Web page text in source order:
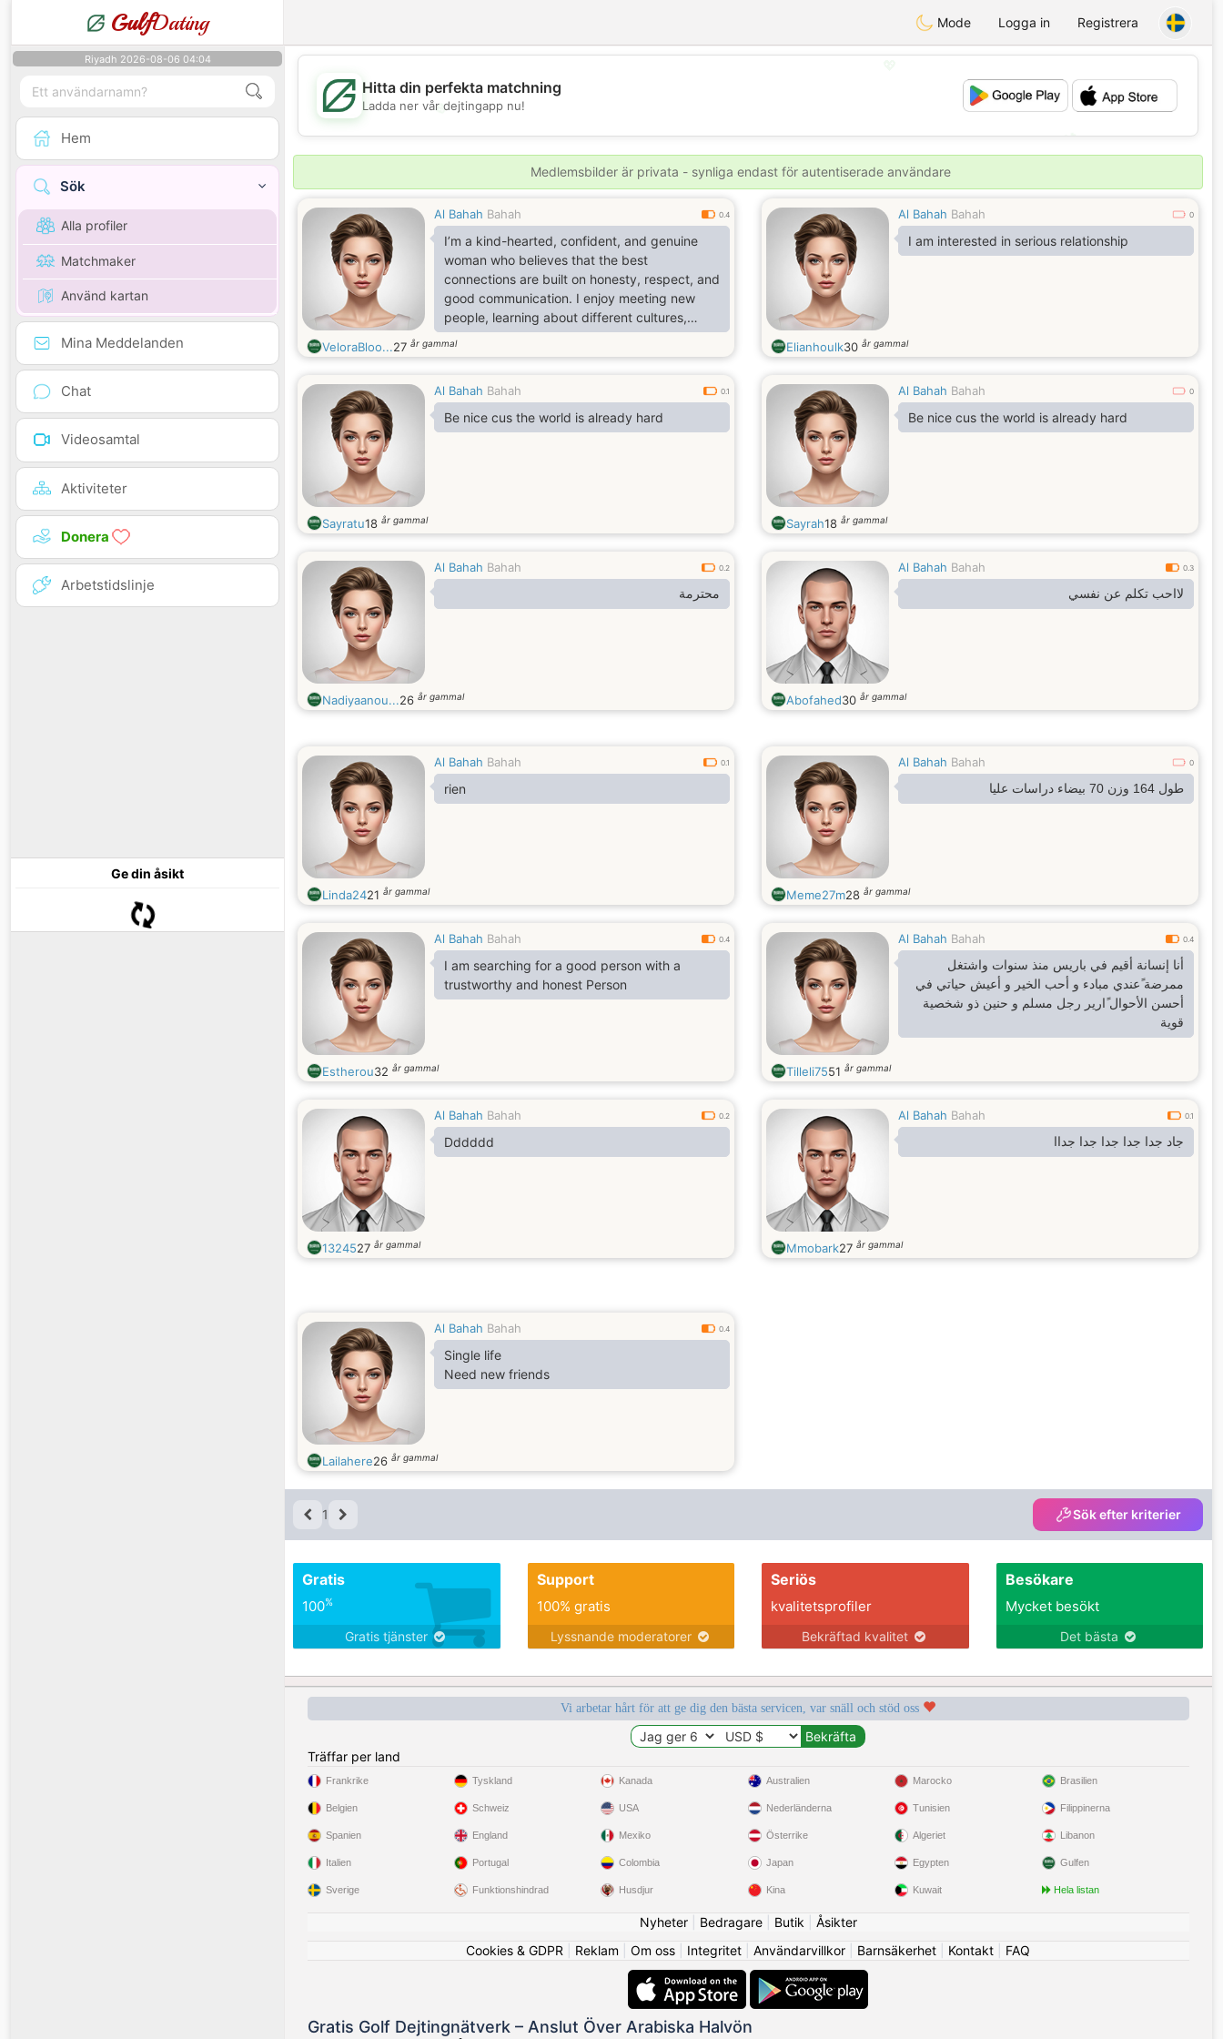
GulfDating Mode Logga in Registrera
Riyadh 2026-08-06 04:04
Hem
Sök
Alla profiler
Matchmaker
Använd kartan
Mina Meddelanden
Chat
Videosamtal
Aktiviteter
Donera
Arbetstidslinje
Ge din åsikt
💖
💕
Hitta din perfekta matchning
Ladda ner vår dejtingapp nu!
Medlemsbilder är privata - synliga endast för autentiserade användare
Al Bahah Bahah 0.4
I’m a kind-hearted, confident, and genuine
woman who believes that the best
connections are built on honesty, respect, and
good communication. I enjoy meeting new
people, learning about different cultures,
sharing laughter, and having meaningful
conversations.
VeloraBloo...27 år gammal
Al Bahah Bahah 0
I am interested in serious relationship
Elianhoulk30 år gammal
Al Bahah Bahah 0.1
Be nice cus the world is already hard
Sayratu18 år gammal
Al Bahah Bahah 0
Be nice cus the world is already hard
Sayrah18 år gammal
Al Bahah Bahah 0.2
محترمة
Nadiyaanou...26 år gammal
Al Bahah Bahah 0.3
لااحب تكلم عن نفسي
Abofahed30 år gammal
Al Bahah Bahah 0.1
rien
Linda2421 år gammal
Al Bahah Bahah 0
طول 164 وزن 70 بيضاء دراسات عليا
Meme27m28 år gammal
Al Bahah Bahah 0.4
I am searching for a good person with a
trustworthy and honest Person
Estherou32 år gammal
Al Bahah Bahah 0.4
أنا إنسانة أقيم في باريس منذ سنوات واشتغل
ممرضة ًعندي مبادء و أحب الخير و أعيش حياتي في
أحسن الأحوال ًارير رجل مسلم و حنين ذو شخصية
قوية
Tilleli7551 år gammal
Al Bahah Bahah 0.2
Dddddd
1324527 år gammal
Al Bahah Bahah 0.1
جاد جدا جدا جدا جدا جداا
Mmobark27 år gammal
Al Bahah Bahah 0.4
Single life
Need new friends
Lailahere26 år gammal
1 Sök efter kriterier
Gratis
100%
Gratis tjänster
Support
100% gratis
Lyssnande moderatorer
Seriös
kvalitetsprofiler
Bekräftad kvalitet
Besökare
Mycket besökt
Det bästa
Vi arbetar hårt för att ge dig den bästa servicen, var snäll och stöd oss
Träffar per land
Frankrike
Belgien
Spanien
Italien
Sverige
Tyskland
Schweiz
England
Portugal
Funktionshindrad
Kanada
USA
Mexiko
Colombia
Husdjur
Australien
Nederländerna
Österrike
Japan
Kina
Marocko
Tunisien
Algeriet
Egypten
Kuwait
Brasilien
Filippinerna
Libanon
Gulfen
Hela listan
Nyheter| Bedragare| Butik
Åsikter
Cookies & GDPR
Reklam Om oss Integritet Användarvillkor Barnsäkerhet Kontakt FAQ
Gratis Golf Dejtingnätverk – Anslut Över Arabiska Halvön